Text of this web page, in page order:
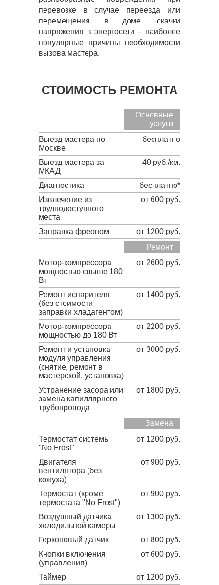
перевозке в случае переезда или
перемещения в доме, скачки
напряжения в энергосети – наиболее
популярные причины необходимости
вызова мастера.
СТОИМОСТЬ РЕМОНТА
Основные
услуги
Выезд мастера по
Москве
бесплатно
Выезд мастера за
МКАД
40 руб./км.
Диагностика
бесплатно*
Извлечение из
труднодоступного
места
от 600 руб.
Заправка фреоном
от 1200 руб.
Ремонт
Мотор-компрессора
мощностью свыше 180
Вт
от 2600 руб.
Ремонт испарителя
(без стоимости
заправки хладагентом)
от 1400 руб.
Мотор-компрессора
мощностью до 180 Вт
от 2200 руб.
Ремонт и установка
модуля управления
(снятие, ремонт в
мастерской, установка)
от 3000 руб.
Устранение засора или
замена капиллярного
трубопровода
от 1800 руб.
Замена
Термостат системы
"No Frost"
от 1200 руб.
Двигателя
вентилятора (без
кожуха)
от 900 руб.
Термостат (кроме
термостата "No Frost")
от 900 руб.
Воздушный датчика
холодильной камеры
от 1300 руб.
Герконовый датчик
от 800 руб.
Кнопки включения
(управления)
от 600 руб.
Таймер
от 1200 руб.